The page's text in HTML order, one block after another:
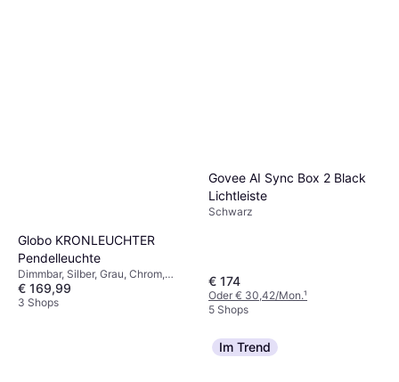
Globo KRONLEUCHTER
Pendelleuchte
Dimmbar, Silber, Grau, Chrom,
Mehrfarbig, Transparent, Metall,
Eisen
€ 169,99
3 Shops
Govee AI Sync Box 2 Black
Lichtleiste
Schwarz
€ 174
Oder € 30,42/Mon.¹
5 Shops
Im Trend